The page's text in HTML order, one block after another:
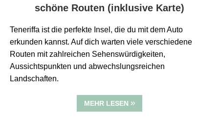
schöne Routen (inklusive Karte)
Teneriffa ist die perfekte Insel, die du mit dem Auto
erkunden kannst. Auf dich warten viele verschiedene
Routen mit zahlreichen Sehenswürdigkeiten,
Aussichtspunkten und abwechslungsreichen
Landschaften.
MEHR LESEN